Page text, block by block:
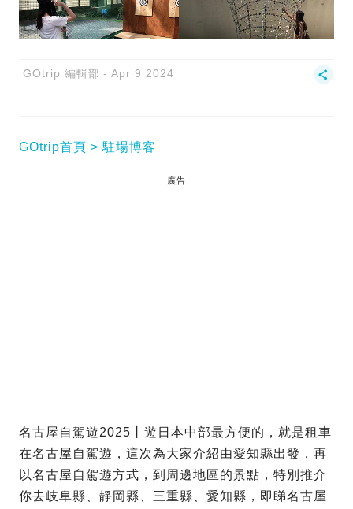
GOtrip 編輯部 Apr 9 2024
GOtrip首頁 駐場博客
廣告
名古屋自駕遊2025丨遊日本中部最方便的，就是租車
在名古屋自駕遊，這次為大家介紹由愛知縣出發，再
以名古屋自駕遊方式，到周邊地區的景點，特別推介
你去岐阜縣、靜岡縣、三重縣、愛知縣，即睇名古屋